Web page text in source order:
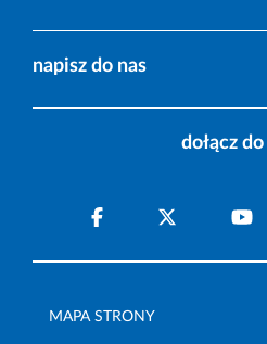
napisz do nas
dołącz do
MAPA STRONY